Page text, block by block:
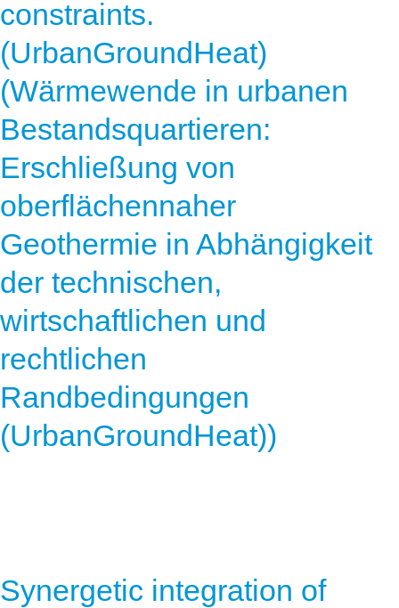
constraints.
(UrbanGroundHeat)
(Wärmewende in urbanen
Bestandsquartieren:
Erschließung von
oberflächennaher
Geothermie in Abhängigkeit
der technischen,
wirtschaftlichen und
rechtlichen
Randbedingungen
(UrbanGroundHeat))
Synergetic integration of